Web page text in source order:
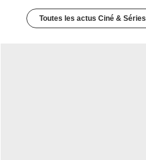
Toutes les actus Ciné & Séries